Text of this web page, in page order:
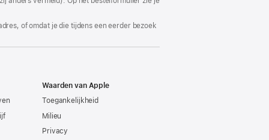
of omdat je die tijdens een eerder bezoek
Waarden van Apple
Toegankelijkheid
Milieu
Privacy